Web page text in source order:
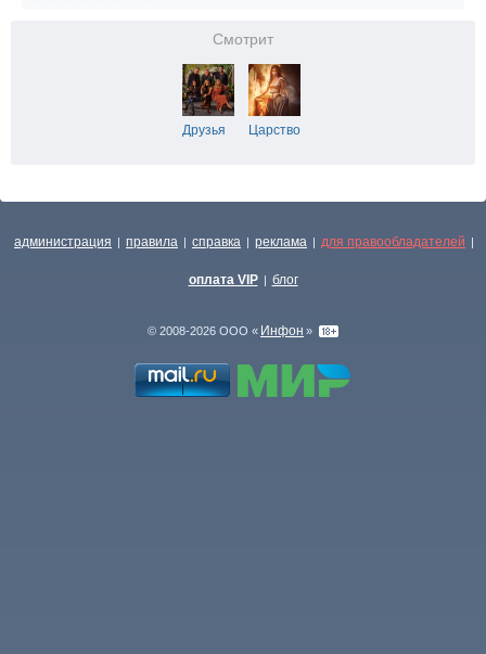
Смотрит
Друзья Царство
администрация | правила | справка | реклама | для правообладателей |
оплата VIP | блог
© 2008-2026 ООО « Инфон »